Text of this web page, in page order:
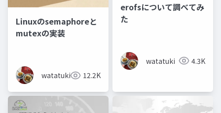
Linuxのsemaphoreと
mutexの実装
watatuki 12.2K
erofsについて調べてみ
た
watatuki 4.3K